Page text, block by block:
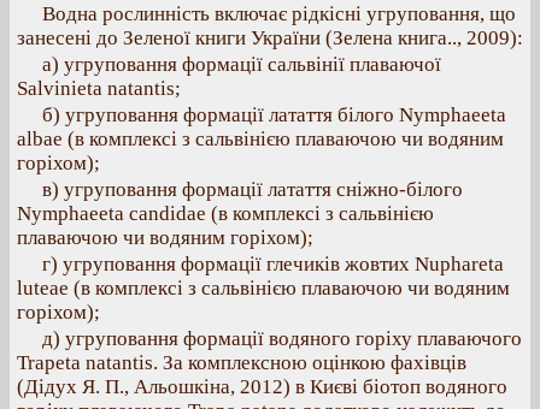
Водна рослинність включає рідкісні угруповання, що
занесені до Зеленої книги України (Зелена книга.., 2009):
а) угруповання формації сальвінії плаваючої
Salvinieta natantis;
б) угруповання формації латаття білого Nymphaeeta
albae (в комплексі з сальвінією плаваючою чи водяним
горіхом);
в) угруповання формації латаття сніжно-білого
Nymphaeeta candidae (в комплексі з сальвінією
плаваючою чи водяним горіхом);
г) угруповання формації глечиків жовтих Nuphareta
luteae (в комплексі з сальвінією плаваючою чи водяним
горіхом);
д) угруповання формації водяного горіху плаваючого
Trapeta natantis. За комплексною оцінкою фахівців
(Дідух Я. П., Альошкіна, 2012) в Києві біотоп водяного